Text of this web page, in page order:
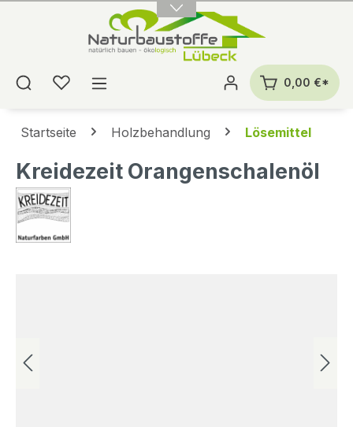
0,00 €*
Startseite Holzbehandlung Lösemittel
Kreidezeit Orangenschalenöl